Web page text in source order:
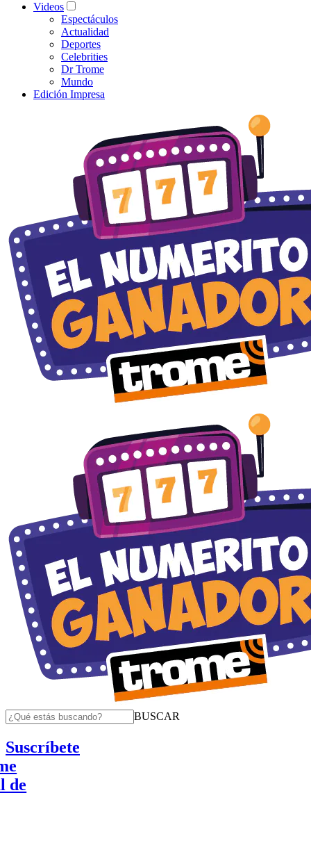
Videos
Espectáculos
Actualidad
Deportes
Celebrities
Dr Trome
Mundo
Edición Impresa
BUSCAR
Suscríbete